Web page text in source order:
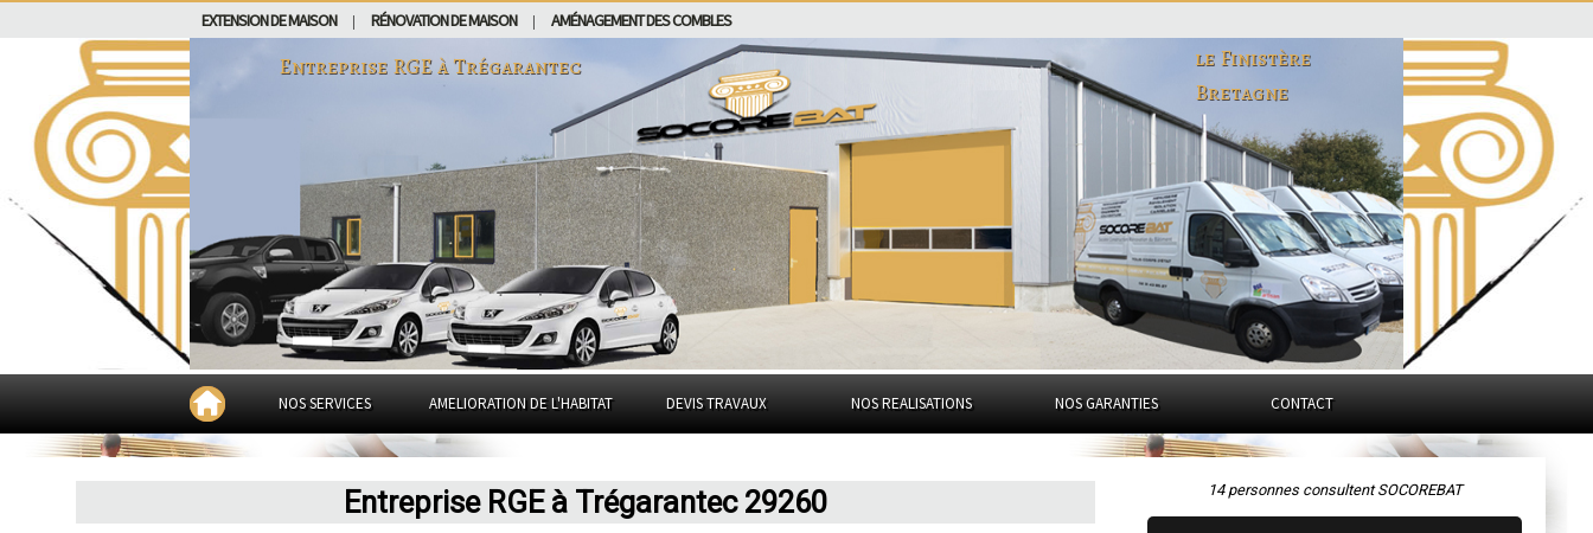
EXTENSION DE MAISON RÉNOVATION DE MAISON AMÉNAGEMENT DES COMBLES
Entreprise RGE àTrégarantec
le Finistère
Bretagne
NOS SERVICES AMELIORATION DE L'HABITAT DEVIS TRAVAUX NOS REALISATIONS NOS GARANTIES CONTACT
Entreprise RGE à Trégarantec 29260 14 personnes consultent SOCOREBAT